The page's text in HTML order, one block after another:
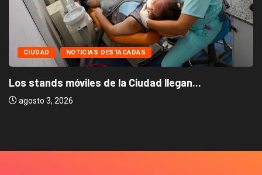
CIUDAD NOTICIAS DESTACADAS
Los stands móviles de la Ciudad llegan...
agosto 3, 2026